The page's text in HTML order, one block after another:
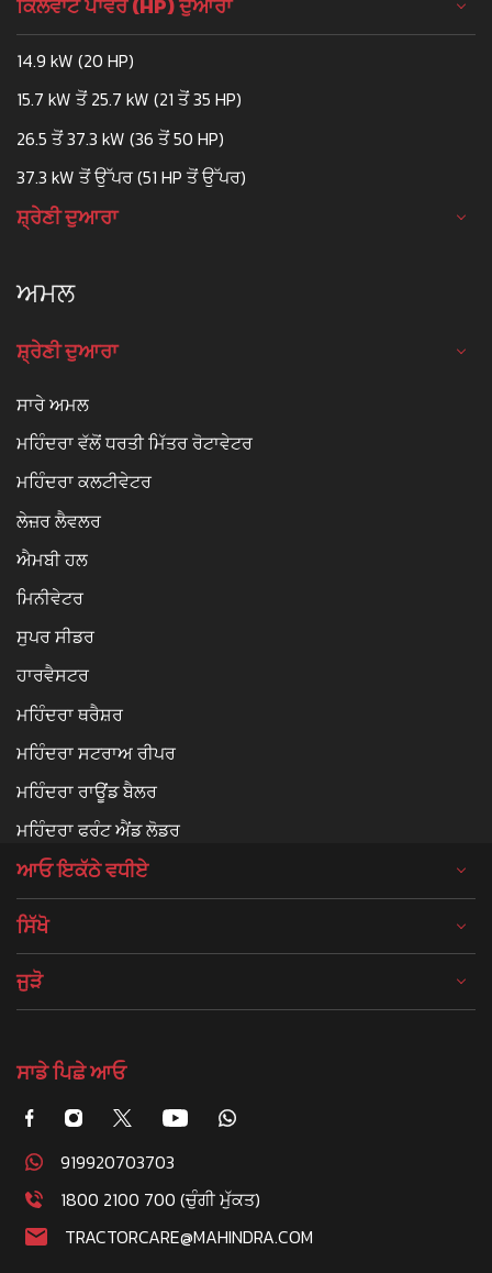
ਕਿਲੋਵਾਟ ਪਾਵਰ (HP) ਦੁਆਰਾ
14.9 kW (20 HP)
15.7 kW ਤੋਂ 25.7 kW (21 ਤੋਂ 35 HP)
26.5 ਤੋਂ 37.3 kW (36 ਤੋਂ 50 HP)
37.3 kW ਤੋਂ ਉੱਪਰ (51 HP ਤੋਂ ਉੱਪਰ)
ਸ਼੍ਰੇਣੀ ਦੁਆਰਾ
ਅਮਲ
ਸ਼੍ਰੇਣੀ ਦੁਆਰਾ
ਸਾਰੇ ਅਮਲ
ਮਹਿੰਦਰਾ ਵੱਲੋਂ ਧਰਤੀ ਮਿੱਤਰ ਰੋਟਾਵੇਟਰ
ਮਹਿੰਦਰਾ ਕਲਟੀਵੇਟਰ
ਲੇਜ਼ਰ ਲੈਵਲਰ
ਐਮਬੀ ਹਲ
ਮਿਨੀਵੇਟਰ
ਸੁਪਰ ਸੀਡਰ
ਹਾਰਵੈਸਟਰ
ਮਹਿੰਦਰਾ ਥਰੈਸ਼ਰ
ਮਹਿੰਦਰਾ ਸਟਰਾਅ ਰੀਪਰ
ਮਹਿੰਦਰਾ ਰਾਊਂਡ ਬੈਲਰ
ਮਹਿੰਦਰਾ ਫਰੰਟ ਐਂਡ ਲੋਡਰ
ਆਓ ਇਕੱਠੇ ਵਧੀਏ
ਸਿੱਖੋ
ਜੁੜੋ
ਸਾਡੇ ਪਿਛੇ ਆਓ
919920703703
1800 2100 700 (ਚੁੰਗੀ ਮੁੱਕਤ)
TRACTORCARE@MAHINDRA.COM